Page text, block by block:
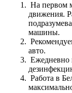
На первом
движения.
машины.
автo.
Ежедневно
Работа в